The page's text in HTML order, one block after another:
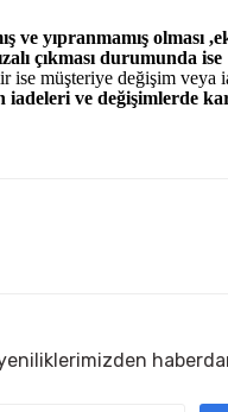
ve yıpranmamış olması
çıkması durumunda ise
ise müşteriye değişim veya
iadeleri ve değişimlerde